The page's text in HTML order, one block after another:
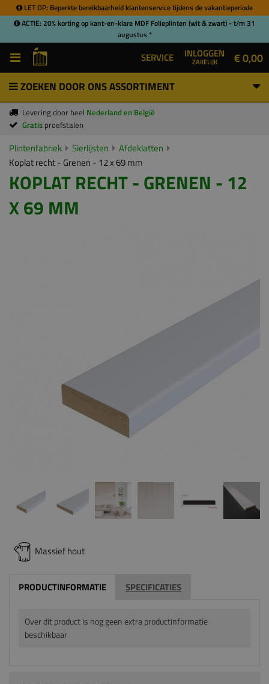
LET OP: Beperkte bereikbaarheid klantenservice tijdens de vakantieperiode
ACTIE: 20% korting op kant-en-klare MDF Folieplinten (wit & zwart) - t/m 31
augustus *
SERVICE INLOGGEN
ZAKELIJK € 0,00
ZOEKEN DOOR ONS ASSORTIMENT
Levering door heel Nederland en België
Gratis proefstalen
Plintenfabriek Sierlijsten
Afdeklatten
Koplat recht - Grenen - 12 x 69 mm
KOPLAT RECHT - GRENEN - 12
X 69 MM
Massief hout
PRODUCTINFORMATIE SPECIFICATIES
Over dit product is nog geen extra productinformatie
beschikbaar